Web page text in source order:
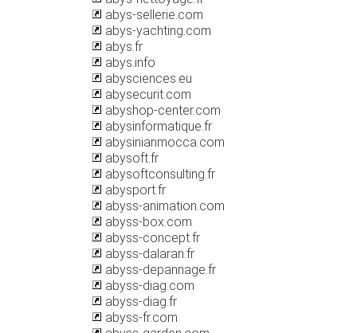
abys-sellerie.com
abys-yachting.com
abys.fr
abys.info
abysciences.eu
abysecurit.com
abyshop-center.com
abysinformatique.fr
abysinianmocca.com
abysoft.fr
abysoftconsulting.fr
abysport.fr
abyss-animation.com
abyss-box.com
abyss-concept.fr
abyss-dalaran.fr
abyss-depannage.fr
abyss-diag.com
abyss-diag.fr
abyss-fr.com